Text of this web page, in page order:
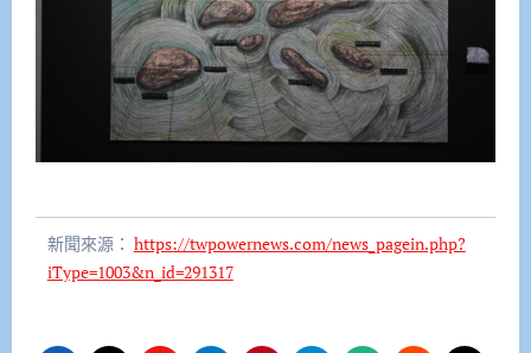
新聞來源： https://twpowernews.com/news_pagein.php?
iType=1003&n_id=291317